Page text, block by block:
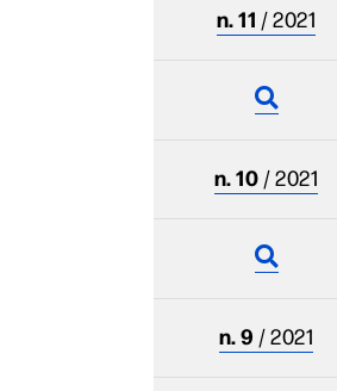
n. 11 / 2021
n. 10 / 2021
n. 9 / 2021